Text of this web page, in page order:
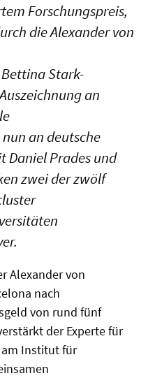
Forschungspreis,
die Alexander von
Stark-
an
an deutsche
Daniel Prades und
zwei der zwölf
Alexander von
nach
von rund fünf
der Experte für
Institut für